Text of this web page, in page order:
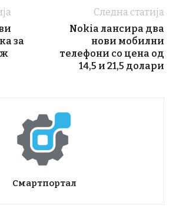
за
Следна статија
Nokia лансира два
нови мобилни
телефони со цена од
14,5 и 21,5 долари
Смартпортал